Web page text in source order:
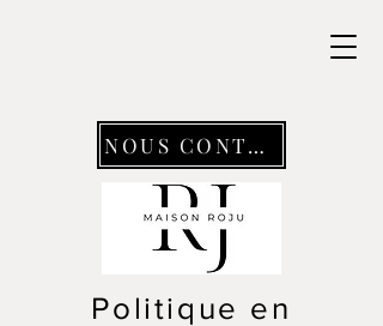
NOUS CONTACTER
Politique en